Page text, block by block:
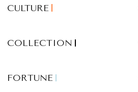
CULTURE
COLLECTION
FORTUNE